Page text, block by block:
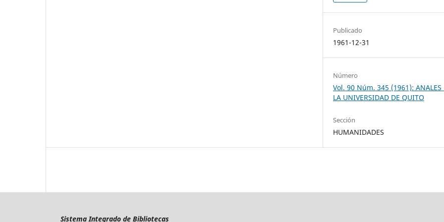
Publicado
1961-12-31
Número
Vol. 90 Núm. 345 (1961): ANALES
LA UNIVERSIDAD DE QUITO
Sección
HUMANIDADES
Sistema Integrado de Bibliotecas